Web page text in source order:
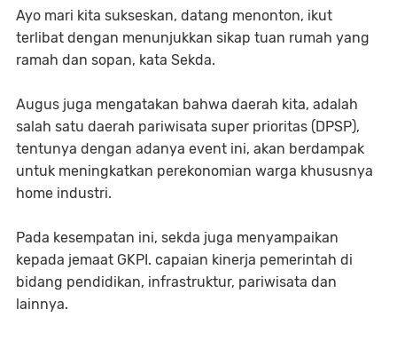
Ayo mari kita sukseskan, datang menonton, ikut
terlibat dengan menunjukkan sikap tuan rumah yang
ramah dan sopan, kata Sekda.
Augus juga mengatakan bahwa daerah kita, adalah
salah satu daerah pariwisata super prioritas (DPSP),
tentunya dengan adanya event ini, akan berdampak
untuk meningkatkan perekonomian warga khususnya
home industri.
Pada kesempatan ini, sekda juga menyampaikan
kepada jemaat GKPI. capaian kinerja pemerintah di
bidang pendidikan, infrastruktur, pariwisata dan
lainnya.